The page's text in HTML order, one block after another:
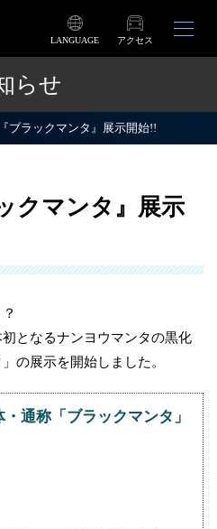
LANGUAGE アクセス
らせ
ブラックマンタ』展示開始!!
クマンタ』展示
となるナンヨウマンタの黒化
の展示を開始しました。
通称「ブラックマンタ」